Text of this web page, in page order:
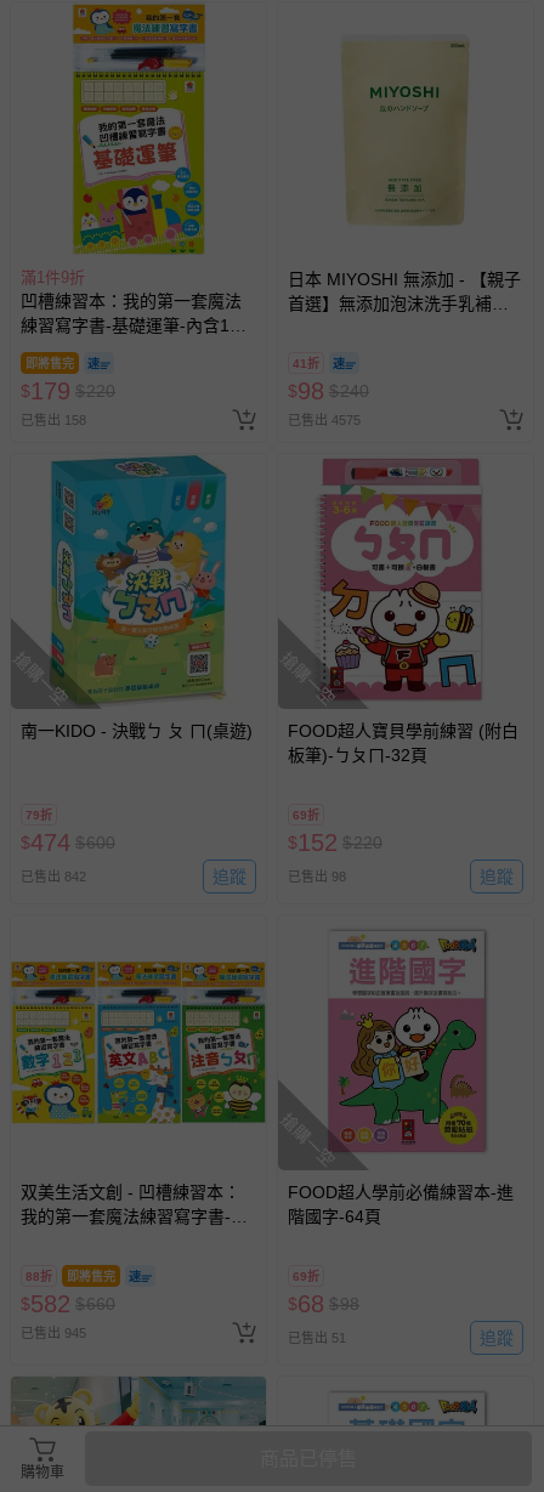
滿1件9折
凹槽練習本：我的第一套魔法
練習寫字書-基礎運筆-內含1本
魔法練習寫字書、1款小魚造型
握筆器、1隻可愛筆管、4支魔
法消失筆芯
即將售完
$179 $220
已售出 158
日本 MIYOSHI 無添加 - 【親子
首選】無添加泡沫洗手乳補充
41折
$98 $240
已售出 4575
搶購一空
南一KIDO - 決戰ㄅ ㄆ ㄇ(桌遊)
79折
$474 $600
已售出 842 追蹤
搶購一空
FOOD超人寶貝學前練習 (附白
板筆)-ㄅㄆㄇ-32頁
69折
$152 $220
已售出 98 追蹤
双美生活文創 - 凹槽練習本：
我的第一套魔法練習寫字書-數
88折 即將售完
$582 $660
已售出 945
搶購一空
FOOD超人學前必備練習本-進
階國字-64頁
69折
$68 $98
已售出 51 追蹤
購物車